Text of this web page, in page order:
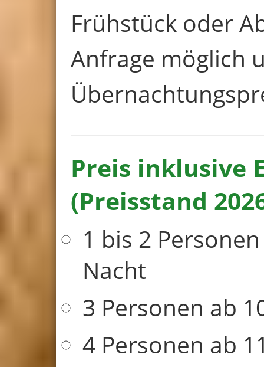
Frühstück oder
Anfrage möglich
Preis inklusive
(Preisstand
1 bis 2
Nacht
3 Personen ab
4 Personen ab